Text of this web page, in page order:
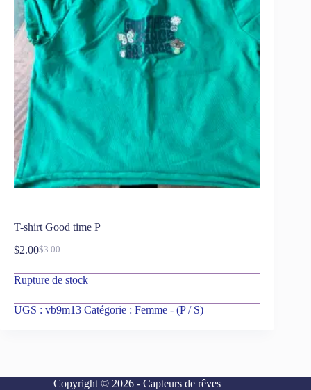
T-shirt Good time P
$3.00
$2.00
Rupture de stock
UGS : vb9m13 Catégorie : Femme - (P / S)
Copyright © 2026 - Capteurs de rêves